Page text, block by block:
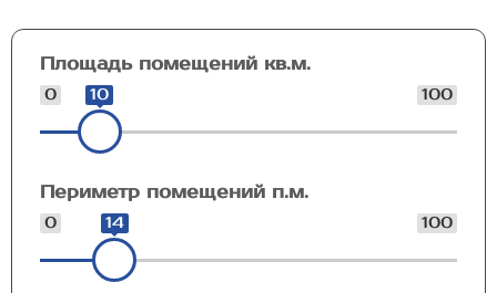
Площадь помещений кв.м.
0 100
10
Периметр помещений п.м.
0 100
14